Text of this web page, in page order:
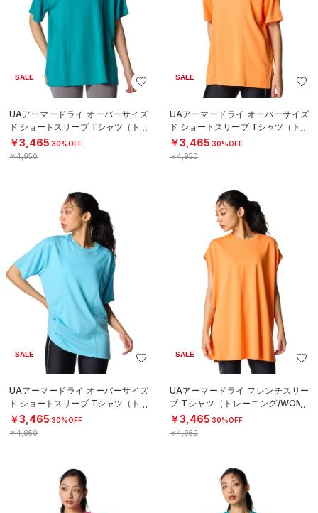
SALE
UAアーマードライ オーバーサイズ
ド ショートスリーブ Tシャツ（トレ
ーニング/WOMEN）
￥3,465 30%OFF
￥4,950
SALE
UAアーマードライ オーバーサイズ
ド ショートスリーブ Tシャツ（トレ
ーニング/WOMEN）
￥3,465 30%OFF
￥4,950
SALE
UAアーマードライ オーバーサイズ
ド ショートスリーブ Tシャツ（トレ
ーニング/WOMEN）
￥3,465 30%OFF
￥4,950
SALE
UAアーマードライ フレンチスリー
ブ Tシャツ（トレーニング/WOME
N）
￥3,465 30%OFF
￥4,950